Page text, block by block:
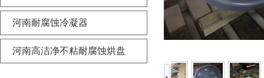
河南耐腐蚀冷凝器
河南高洁净不粘耐腐蚀烘盘